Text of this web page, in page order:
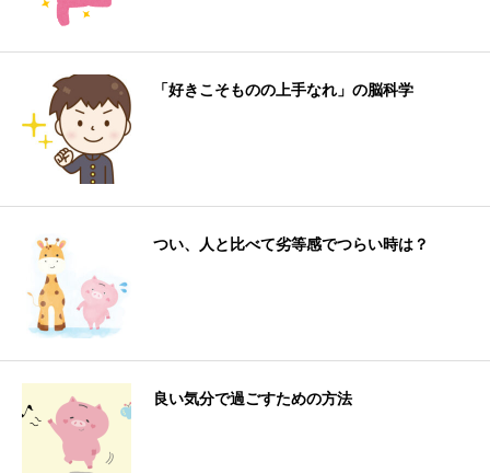
「好きこそものの上手なれ」の脳科学
つい、人と比べて劣等感でつらい時は？
良い気分で過ごすための方法